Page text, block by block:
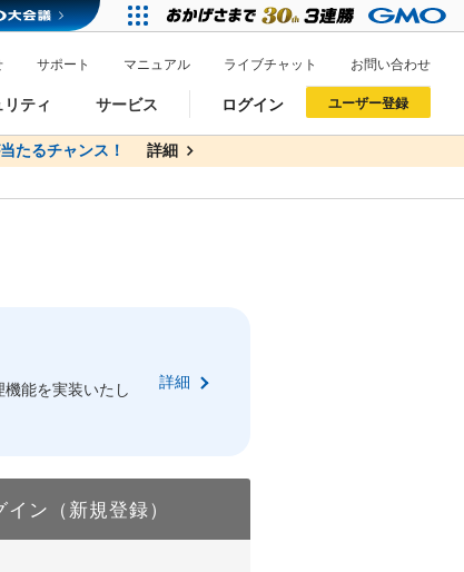
ティ サービス
サポート マニュアル ライブチャット お問い合わせ
ログイン
新の機能を使う方
ユーザー登録
新の機能を使う方
るチャンス！ 詳細
詳細
能を実装いたし
詳細
ン（新規登録）